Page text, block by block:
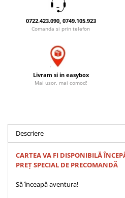
Instrumente teologice
Alte studii
Enciclopedii
Marturii
Romane
Meditatii
Accesorii birou
Rame foto
Tablouri din lemn
Pungi cadou cu versete
Statuete
Sticle apa
Suport pentru pahar
Tablouri canvas
Transilvania
0722.423.090, 0749.105.923
Comanda si prin telefon
Livram si in easybox
Mai usor, mai comod!
Descriere
CARTEA VA FI DISPONIBILĂ
PREȚ SPECIAL DE PRECOMANDĂ
Să înceapă aventura!